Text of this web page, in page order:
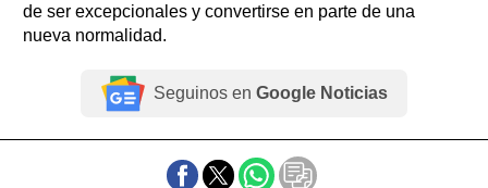
de ser excepcionales y convertirse en parte de una
nueva normalidad.
Seguinos en Google Noticias